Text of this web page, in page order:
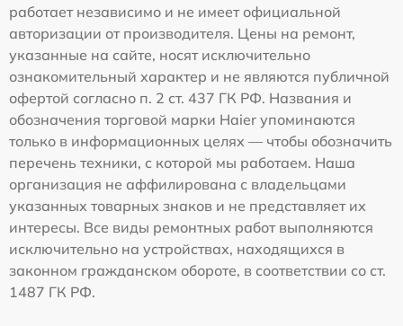
работает независимо и не имеет официальной
авторизации от производителя. Цены на ремонт,
указанные на сайте, носят исключительно
ознакомительный характер и не являются публичной
офертой согласно п. 2 ст. 437 ГК РФ. Названия и
обозначения торговой марки Haier упоминаются
только в информационных целях — чтобы обозначить
перечень техники, с которой мы работаем. Наша
организация не аффилирована с владельцами
указанных товарных знаков и не представляет их
интересы. Все виды ремонтных работ выполняются
исключительно на устройствах, находящихся в
законном гражданском обороте, в соответствии со ст.
1487 ГК РФ.